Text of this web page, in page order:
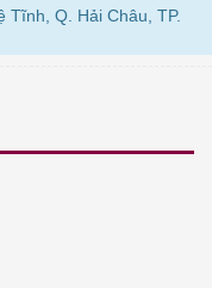
Tĩnh, Q. Hải Châu, TP.